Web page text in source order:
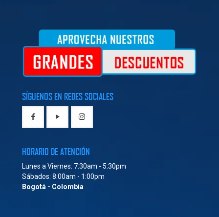
SÍGUENOS EN REDES SOCIALES
HORARIO DE ATENCIÓN
Lunes a Viernes: 7:30am - 5:30pm
Sábados: 8:00am - 1:00pm
Bogotá - Colombia